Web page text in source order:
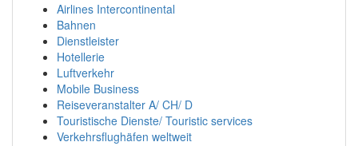
Airlines Intercontinental
Bahnen
Dienstleister
Hotellerie
Luftverkehr
Mobile Business
Reiseveranstalter A/ CH/ D
Touristische Dienste/ Touristic services
Verkehrsflughäfen weltweit